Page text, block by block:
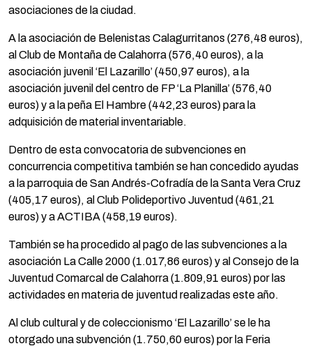
asociaciones de la ciudad.
A la asociación de Belenistas Calagurritanos (276,48 euros),
al Club de Montaña de Calahorra (576,40 euros), a la
asociación juvenil ‘El Lazarillo’ (450,97 euros), a la
asociación juvenil del centro de FP ‘La Planilla’ (576,40
euros) y a la peña El Hambre (442,23 euros) para la
adquisición de material inventariable.
Dentro de esta convocatoria de subvenciones en
concurrencia competitiva también se han concedido ayudas
a la parroquia de San Andrés-Cofradía de la Santa Vera Cruz
(405,17 euros), al Club Polideportivo Juventud (461,21
euros) y a ACTIBA (458,19 euros).
También se ha procedido al pago de las subvenciones a la
asociación La Calle 2000 (1.017,86 euros) y al Consejo de la
Juventud Comarcal de Calahorra (1.809,91 euros) por las
actividades en materia de juventud realizadas este año.
Al club cultural y de coleccionismo ‘El Lazarillo’ se le ha
otorgado una subvención (1.750,60 euros) por la Feria